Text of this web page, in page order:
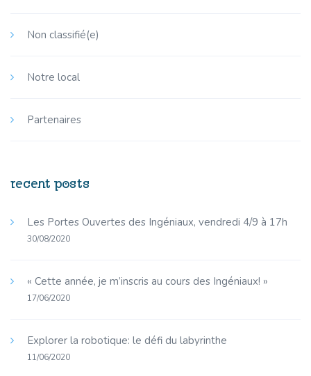
Non classifié(e)
Notre local
Partenaires
recent posts
Les Portes Ouvertes des Ingéniaux, vendredi 4/9 à 17h
30/08/2020
« Cette année, je m’inscris au cours des Ingéniaux! »
17/06/2020
Explorer la robotique: le défi du labyrinthe
11/06/2020